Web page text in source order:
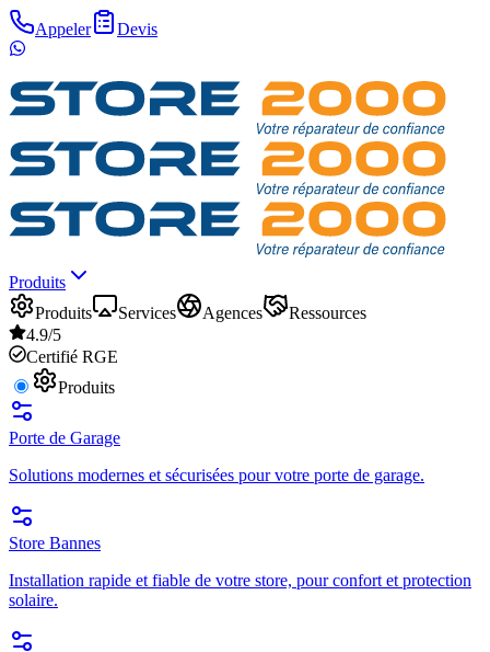
Appeler Devis
Produits
Produits
Services Agences
Ressources
4.9/5
Certifié RGE
Produits
Porte de Garage
Solutions modernes et sécurisées pour votre porte de garage.
Store Bannes
Installation rapide et fiable de votre store, pour confort et protection
solaire.